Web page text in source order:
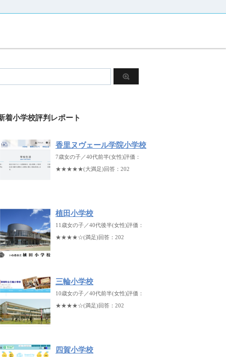
着小学校評判レポート
香里ヌヴェール学院小学校
7歳女の子／40代前半(女性)評価：
★★★★★(大満足)回答：202
植田小学校
11歳女の子／40代後半(女性)評価：
★★★★☆(満足)回答：202
三輪小学校
10歳女の子／40代前半(女性)評価：
★★★★☆(満足)回答：202
四賀小学校